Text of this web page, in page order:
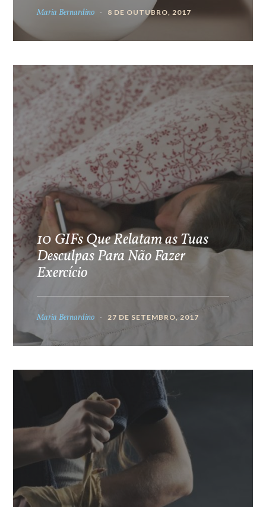
Maria Bernardino 8 DE OUTUBRO, 2017
10 GIFs Que Relatam as Tuas
Desculpas Para Não Fazer
Exercício
Maria Bernardino 27 DE SETEMBRO, 2017